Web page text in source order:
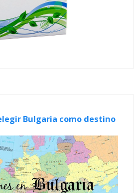
Bulgaria como destino